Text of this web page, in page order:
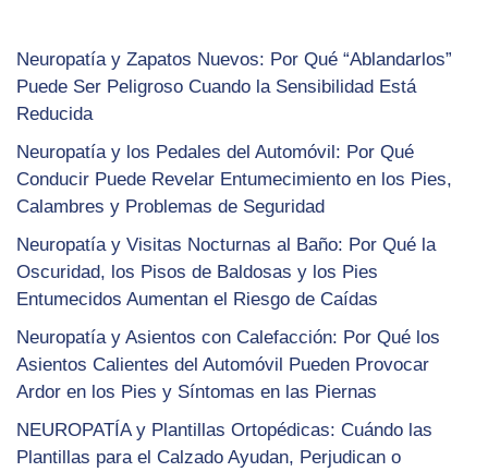
Neuropatía y Zapatos Nuevos: Por Qué “Ablandarlos”
Puede Ser Peligroso Cuando la Sensibilidad Está
Reducida
Neuropatía y los Pedales del Automóvil: Por Qué
Conducir Puede Revelar Entumecimiento en los Pies,
Calambres y Problemas de Seguridad
Neuropatía y Visitas Nocturnas al Baño: Por Qué la
Oscuridad, los Pisos de Baldosas y los Pies
Entumecidos Aumentan el Riesgo de Caídas
Neuropatía y Asientos con Calefacción: Por Qué los
Asientos Calientes del Automóvil Pueden Provocar
Ardor en los Pies y Síntomas en las Piernas
NEUROPATÍA y Plantillas Ortopédicas: Cuándo las
Plantillas para el Calzado Ayudan, Perjudican o